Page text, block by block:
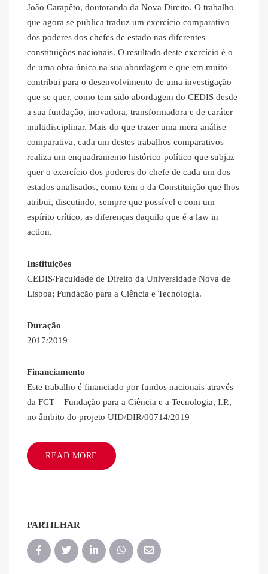
João Carapêto, doutoranda da Nova Direito. O trabalho
que agora se publica traduz um exercício comparativo
dos poderes dos chefes de estado nas diferentes
constituições nacionais. O resultado deste exercício é o
de uma obra única na sua abordagem e que em muito
contribui para o desenvolvimento de uma investigação
que se quer, como tem sido abordagem do CEDIS desde
a sua fundação, inovadora, transformadora e de caráter
multidisciplinar. Mais do que trazer uma mera análise
comparativa, cada um destes trabalhos comparativos
realiza um enquadramento histórico-político que subjaz
quer o exercício dos poderes do chefe de cada um dos
estados analisados, como tem o da Constituição que lhos
atribui, discutindo, sempre que possível e com um
espírito crítico, as diferenças daquilo que é a law in
action.
Instituições
CEDIS/Faculdade de Direito da Universidade Nova de
Lisboa; Fundação para a Ciência e Tecnologia.
Duração
2017/2019
Financiamento
Este trabalho é financiado por fundos nacionais através
da FCT – Fundação para a Ciência e a Tecnologia, I.P.,
no âmbito do projeto UID/DIR/00714/2019
READ MORE
PARTILHAR